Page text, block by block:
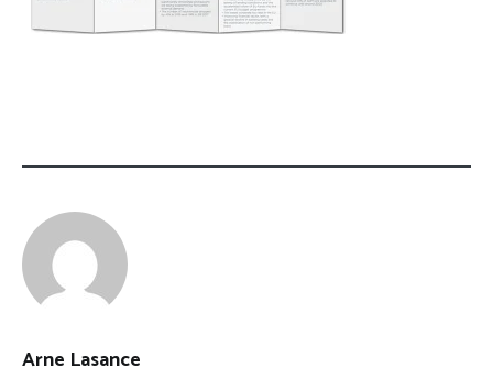
Arne Lasance